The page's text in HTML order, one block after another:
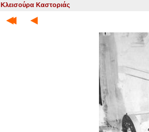
Κλεισούρα Καστοριάς